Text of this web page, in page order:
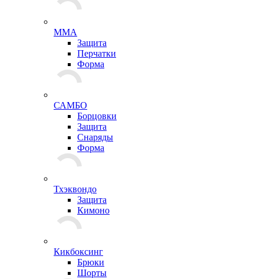
ММА
Защита
Перчатки
Форма
САМБО
Борцовки
Защита
Снаряды
Форма
Тхэквондо
Защита
Кимоно
Кикбоксинг
Брюки
Шорты